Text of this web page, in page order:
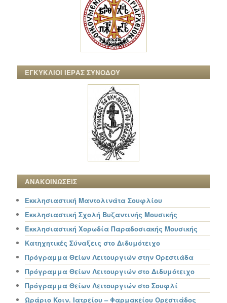
ΕΓΚΥΚΛΙΟΙ ΙΕΡΑΣ ΣΥΝΟΔΟΥ
ΑΝΑΚΟΙΝΩΣΕΙΣ
Εκκλησιαστική Μαντολινάτα Σουφλίου
Εκκλησιαστική Σχολή Βυζαντινής Μουσικής
Εκκλησιαστική Χορωδία Παραδοσιακής Μουσικής
Κατηχητικές Σύναξεις στο Διδυμότειχο
Πρόγραμμα Θείων Λειτουργιών στην Ορεστιάδα
Πρόγραμμα Θείων Λειτουργιών στο Διδυμότειχο
Πρόγραμμα Θείων Λειτουργιών στο Σουφλί
Ωράριο Κοιν. Ιατρείου – Φαρμακείου Ορεστιάδος